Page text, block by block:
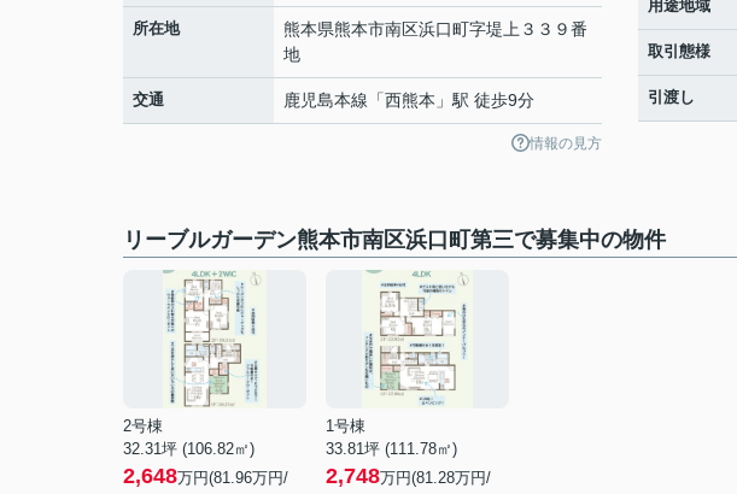
所在地 熊本県熊本市南区浜口町字堤上３３９番
地
交通 鹿児島本線 「西熊本 」駅 徒歩9分
情報の見方
用途地域
取引態様
引渡し
リーブルガーデン熊本市南区浜口町第三で募集中の物件
2号棟
32.31坪 (106.82㎡)
2,648万円(81.96万円/
1号棟
33.81坪 (111.78㎡)
2,748万円(81.28万円/